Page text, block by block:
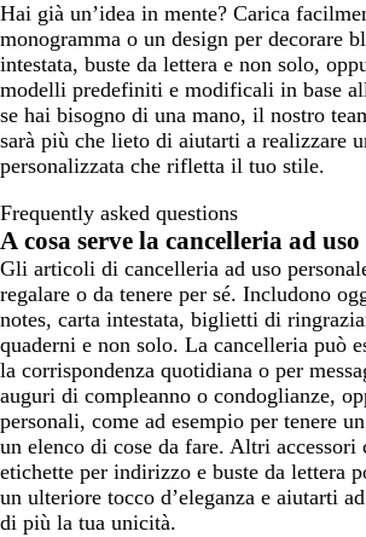
Hai già un’idea in mente? Carica
monogramma o un design per decorare
intestata, buste da lettera e non solo,
modelli predefiniti e modificali in base
se hai bisogno di una mano, il nostro
sarà più che lieto di aiutarti a realizzare
personalizzata che rifletta il tuo stile.
Frequently asked questions
A cosa serve la cancelleria ad
Gli articoli di cancelleria ad uso
regalare o da tenere per sé. Includono
notes, carta intestata, biglietti di
quaderni e non solo. La cancelleria può
la corrispondenza quotidiana o per
auguri di compleanno o condoglianze,
personali, come ad esempio per tenere
un elenco di cose da fare. Altri accessori
etichette per indirizzo e buste da lettera
un ulteriore tocco d’eleganza e aiutarti
di più la tua unicità.